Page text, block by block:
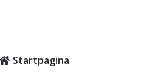
Startpagina